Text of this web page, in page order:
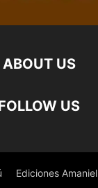
ABOUT US
US
Ediciones Amaniel